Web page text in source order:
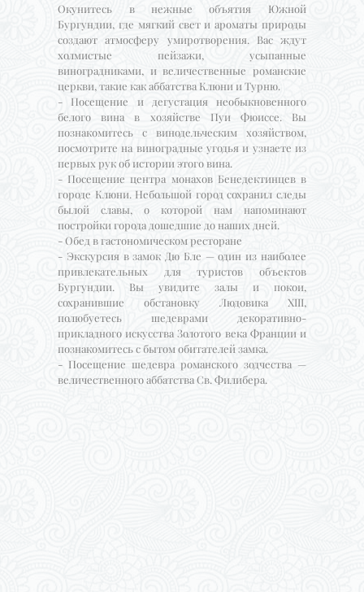
Окунитесь в нежные объятия Южной
Бургундии, где мягкий свет и ароматы природы
создают атмосферу умиротворения. Вас ждут
холмистые пейзажи, усыпанные
виноградниками, и величественные романские
церкви, такие как аббатства Клюни и Турню.
- Посещение и дегустация необыкновенного
белого вина в хозяйстве Пуи Фюиссе. Вы
познакомитесь с винодельческим хозяйством,
посмотрите на виноградные угодья и узнаете из
первых рук об истории этого вина.
- Посещение центра монахов Бенедектинцев в
городе Клюни. Небольшой город сохранил следы
былой славы, о которой нам напоминают
постройки города дошедшие до наших дней.
- Обед в гастономическом ресторане
- Экскурсия в замок Дю Бле — один из наиболее
привлекательных для туристов объектов
Бургундии. Вы увидите залы и покои,
сохранившие обстановку Людовика XIII,
полюбуетесь шедеврами декоративно-
прикладного искусства Золотого века Франции и
познакомитесь с бытом обитателей замка.
- Посещение шедевра романского зодчества —
величественного аббатства Св. Филибера.